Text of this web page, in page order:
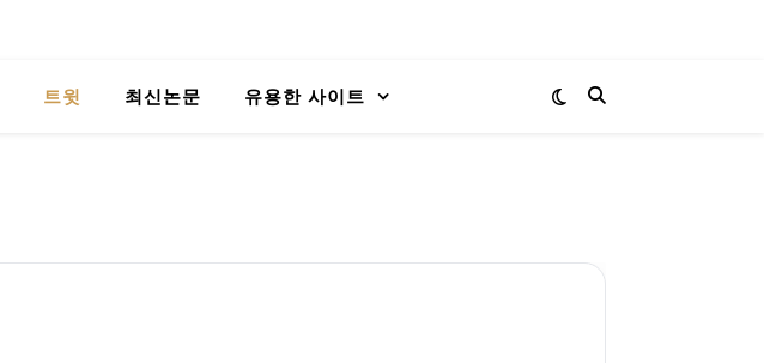
트윗 최신논문 유용한 사이트